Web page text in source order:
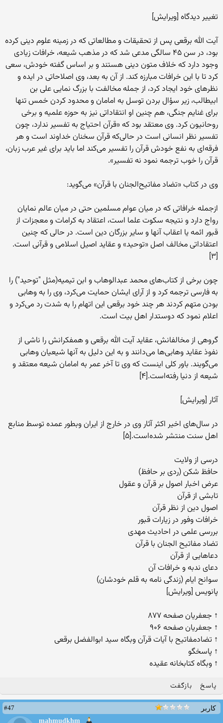
تغییر دیدگاه [ویرایش]
آیت الله برقعی پس از تحقیقات و مطالعاتی که در زمینه علوم دینی کرده
بود، در سن ۴۵ سالگی مدعی شد که در مذهب شیعه، خرافات زیادی
وجود دارد که خلاف متون دینی هستند و بر اساس گفته خودش، سعی
کرد تا با این خرافات مبارزه کند. از آن به بعد، وی اصلاحاتی در ایده و
نظرهای خود ایجاد کرد، از جمله مخالفت با بزرگ نمایی علی بن
ابیطالب، زیر سؤال بردن توسل به امامان و محدود کردن خمس تنها
برای غنایم جنگی، هم چنین او انتقاداتی نیز به حوزه علمیه و برخی
روحانیون کرد. وی معتقد بود که «قرآن احتیاج به تفسیر ندارد، چون
تفسیر نظر انسانی است در حالی‌که قرآن سخنان خداوند است و هر
فرقه‌ای به نفع خودش قرآن را تفسیر می‌کند اما باید برای غیر عرب زبان،
قرآن را خوب ترجمه نمود نه تفسیر».
وی در کتاب «تضاد مفاتیح‌الجنان با قرآن» می‌گوید:
ازجمله خرافاتی که در میان عوام مسلمین حتی در میان عالم نمایان
رواج دارد و نتیجه سکوت علما است، اعتقاد به کرامات و معجزات از
قبور ائمه یا اعقاب آنها و سایر بزرگان دین است. در حالی که چنین
اعتقاداتی مخالف اصل «توحید» و عقاید اصیل اسلامی و قرآنی است.
[۳]
چون برخی از کتاب‌های محمد عبدالوهاب و ابن تیمیه(مثل "توحید") را
به فارسی ترجمه کرد و از آرای ایشان حمایت می‌کرد، وی را به وهابی
بودن متهم کردند هر چند خود برقعی این اتهام را به شدت رد می‌کرد و
اعلام نمود که دوستدار اهل بیت است.
گروهی از مخالفانش، عقاید آیت الله برقعی و همفکرانش را ناشی از
نفوذ عقاید وهابی‌ها می‌دانند و به این دلیل به آنها شیعیان وهابی
می‌گویند. باور کلی اینست که وی تا آخر عمر به امامان شیعه معتقد و
شیعه از دنیا رفته‌است.[۴]
آثار [ویرایش]
در سال‌های اخیر اکثر آثار وی در خارج از ایران وبطور عمده توسط منابع
اهل سنت منتشر شده‌است.[۵]
درسی از ولایت
حافظ شکن (ردی بر حافظ)
عرض اخبار اصول بر قرآن و عقول
تابشی از قرآن
اصول دین از نظر قرآن
خرافات وفور در زیارات قبور
بررسی علمی در احادیث مهدی
تضاد مفاتیح الجنان با قرآن
دعاهایی از قرآن
دعای ندبه و خرافات آن
سوانح ایام (زندگی نامه به قلم خودشان)
پانویس [ویرایش]
↑ جعفریان صفحه ۸۷۷
↑ جعفریان صفحه ۹۰۶
↑ تضادمفاتیح با آیات قرآن وبگاه سید ابوالفضل برقعی
↑ پاسخگو
↑ وبگاه کتابخانه عقیده
پاسخ بازگفت
کاربر
#47
mahmudkhm